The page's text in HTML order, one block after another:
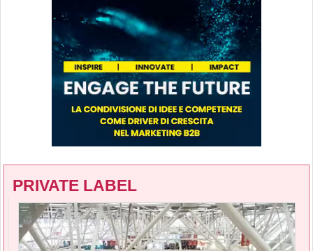
PRIVATE LABEL